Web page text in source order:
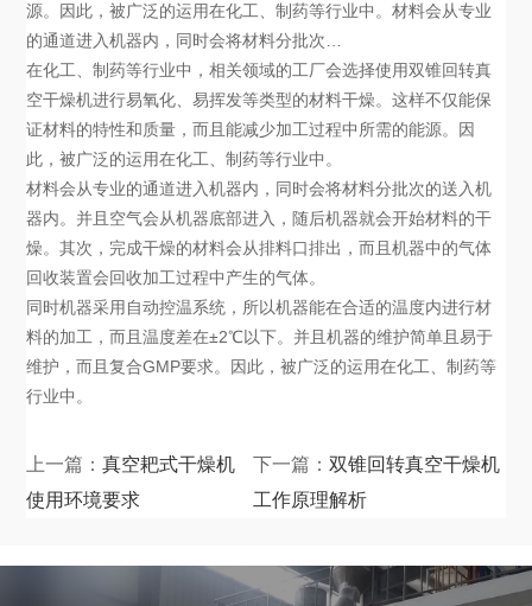
源。因此，被广泛的运用在化工、制药等行业中。材料会从专业
的通道进入机器内，同时会将材料分批次…
在化工、制药等行业中，相关领域的工厂会选择使用双锥回转真
空干燥机进行易氧化、易挥发等类型的材料干燥。这样不仅能保
证材料的特性和质量，而且能减少加工过程中所需的能源。因
此，被广泛的运用在化工、制药等行业中。
材料会从专业的通道进入机器内，同时会将材料分批次的送入机
器内。并且空气会从机器底部进入，随后机器就会开始材料的干
燥。其次，完成干燥的材料会从排料口排出，而且机器中的气体
回收装置会回收加工过程中产生的气体。
同时机器采用自动控温系统，所以机器能在合适的温度内进行材
料的加工，而且温度差在±2℃以下。并且机器的维护简单且易于
维护，而且复合GMP要求。因此，被广泛的运用在化工、制药等
行业中。
上一篇：真空耙式干燥机
使用环境要求
下一篇： 双锥回转真空干燥机
工作原理解析